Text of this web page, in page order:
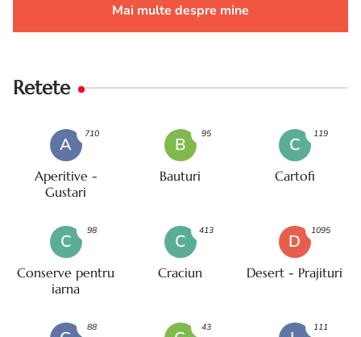
Mai multe despre mine
Retete
A
Aperitive -
Gustari
710
B
Bauturi
95
C
Cartofi
119
C
Conserve pentru
iarna
98
C
Craciun
413
D
Desert - Prajituri
1095
88 43 111